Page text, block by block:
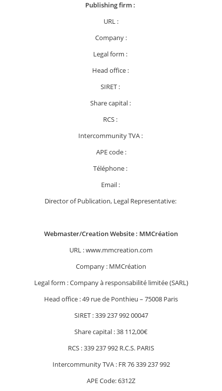
Publishing firm :
URL :
Company :
Legal form :
Head office :
SIRET :
Share capital :
RCS :
Intercommunity TVA :
APE code :
Téléphone :
Email :
Director of Publication, Legal Representative:
Webmaster/Creation Website : MMCréation
URL : www.mmcreation.com
Company : MMCréation
Legal form : Company à responsabilité limitée (SARL)
Head office : 49 rue de Ponthieu – 75008 Paris
SIRET : 339 237 992 00047
Share capital : 38 112,00€
RCS : 339 237 992 R.C.S. PARIS
Intercommunity TVA : FR 76 339 237 992
APE Code: 6312Z